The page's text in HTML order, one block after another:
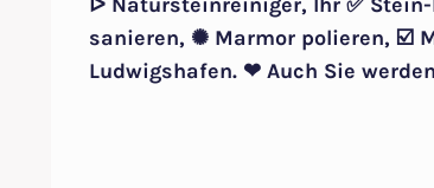
sanieren, ✺ Marmor polieren, ☑️
Ludwigshafen. ❤ Auch Sie